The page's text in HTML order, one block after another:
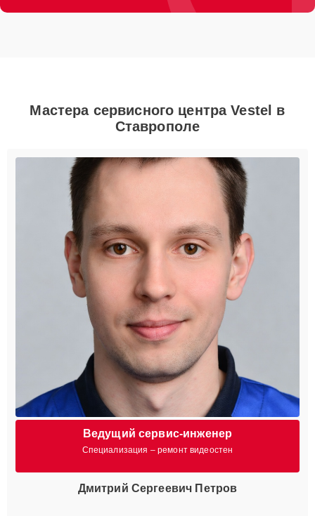
Мастера сервисного центра Vestel в
Ставрополе
Ведущий сервис-инженер
Специализация – ремонт видеостен
Дмитрий Сергеевич Петров